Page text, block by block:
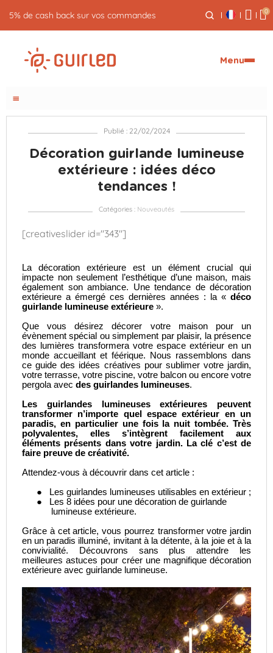
5% de cash back sur vos commandes 0
Menu
menu
Publié : 22/02/2024
Décoration guirlande lumineuse
extérieure : idées déco
tendances !
Catégories : Nouveautés
[creativeslider id="343"]
La décoration extérieure est un élément crucial qui
impacte non seulement l’esthétique d’une maison, mais
également son ambiance. Une tendance de décoration
extérieure a émergé ces dernières années : la « déco
guirlande lumineuse extérieure ».
Que vous désirez décorer votre maison pour un
évènement spécial ou simplement par plaisir, la présence
des lumières transformera votre espace extérieur en un
monde accueillant et féérique. Nous rassemblons dans
ce guide des idées créatives pour sublimer votre jardin,
votre terrasse, votre piscine, votre balcon ou encore votre
pergola avec des guirlandes lumineuses.
Les guirlandes lumineuses extérieures peuvent
transformer n’importe quel espace extérieur en un
paradis, en particulier une fois la nuit tombée. Très
polyvalentes, elles s’intègrent facilement aux
éléments présents dans votre jardin. La clé c’est de
faire preuve de créativité.
Attendez-vous à découvrir dans cet article :
●
Les guirlandes lumineuses utilisables en extérieur ;
●
Les 8 idées pour une décoration de guirlande
lumineuse extérieure.
Grâce à cet article, vous pourrez transformer votre jardin
en un paradis illuminé, invitant à la détente, à la joie et à la
convivialité. Découvrons sans plus attendre les
meilleures astuces pour créer une magnifique décoration
extérieure avec guirlande lumineuse.